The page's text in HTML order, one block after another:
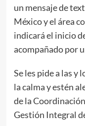
un mensaje de
México y el área
indicará el inicio
acompañado por
Se les pide a las y
la calma y estén
de la
Gestión Integral